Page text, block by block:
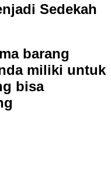
Sedekah
barang
miliki untuk
bisa